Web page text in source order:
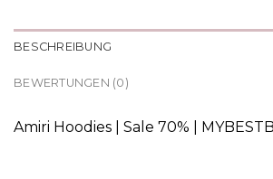
BESCHREIBUNG
BEWERTUNGEN (0)
Amiri Hoodies | Sale 70% |